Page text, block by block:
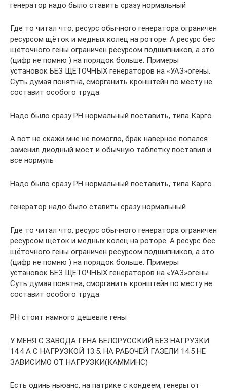
генератор надо было ставить сразу нормальный
Где то читал что, ресурс обычного генератора ограничен
ресурсом щёток и медных колец на роторе. А ресурс бес
щёточного гены ограничен ресурсом подшипников, а это
(цифр не помню ) на порядок больше. Примеры
установок БЕЗ ЩЁТОЧНЫХ генераторов на «УАЗ»огены.
Суть думая понятна, сморганить кронштейн по месту не
составит особого труда.
Надо было сразу РН нормальный поставить, типа Карго.
А вот не скажи мне не помогло, брак наверное попался
заменил диодный мост и обычную таблетку поставил и
все нормуль
Надо было сразу РН нормальный поставить, типа Карго.
генератор надо было ставить сразу нормальный
Где то читал что, ресурс обычного генератора ограничен
ресурсом щёток и медных колец на роторе. А ресурс бес
щёточного гены ограничен ресурсом подшипников, а это
(цифр не помню ) на порядок больше. Примеры
установок БЕЗ ЩЁТОЧНЫХ генераторов на «УАЗ»огены.
Суть думая понятна, сморганить кронштейн по месту не
составит особого труда.
РН стоит намного дешевле гены
У МЕНЯ С ЗАВОДА ГЕНА БЕЛОРУССКИЙ БЕЗ НАГРУЗКИ
14.4 А С НАГРУЗКОЙ 13.5. НА РАБОЧЕЙ ГАЗЕЛИ 14.5 НЕ
ЗАВИСИМО ОТ НАГРУЗКИ(КАММИНС)
Есть одинь ньюанс, на патрике с кондеем, генеры от